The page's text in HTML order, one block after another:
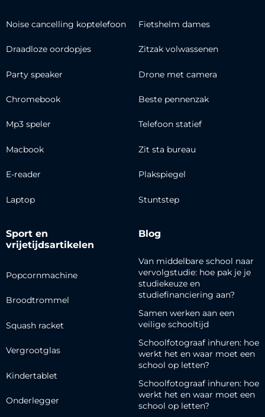
Noise cancelling koptelefoon
Draadloze oordopjes
Party speaker
Chromebook
Mp3 speler
Macbook
E-reader
Laptop
Fietshelm dames
Zitzak volwassenen
Drone met camera
Beste pennenzak
Telefoon statief
Zit sta bureau
Plakspiegel
Stuntstep
Sport en
vrijetijdsartikelen
Popcornmachine
Broodtrommel
Squash racket
Vergrootglas
Kindertablet
Onderlegger
Blog
Van middelbare school naar
vervolgstudie: hoe pak je je
studiekeuze en
studiefinanciering aan?
Samen werken aan een
veilige schooltijd
Schoolfotograaf inhuren: hoe
werkt het en waar moet een
school op letten?
Schoolfotograaf inhuren: hoe
werkt het en waar moet een
school op letten?